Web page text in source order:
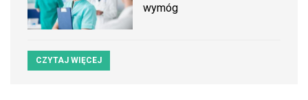
wymóg
CZYTAJ WIĘCEJ